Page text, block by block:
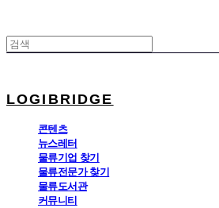
LOGIBRIDGE
콘텐츠
뉴스레터
물류기업 찾기
물류전문가 찾기
물류도서관
커뮤니티